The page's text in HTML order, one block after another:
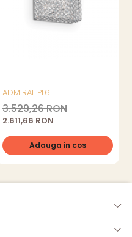
ADMIRAL PL6
3.529,26 RON
2.611,66 RON
Adauga in cos